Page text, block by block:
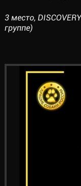
3 место,
группе)